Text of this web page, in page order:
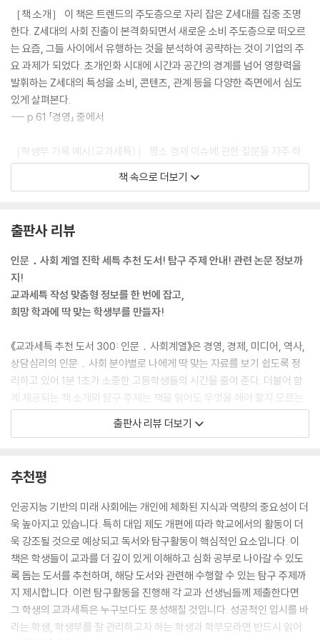
［책 소개］ 이 책은 트렌드의 주도층으로 자리 잡은 Z세대를 집중 조명
한다. Z세대의 사회 진출이 본격화되면서 새로운 소비 주도층으로 떠오르
는 요즘, 그들 사이에서 유행하는 것을 분석하여 공략하는 것이 기업의 주
요 과제가 되었다. 초개인화 시대에 시간과 공간의 경계를 넘어 영향력을
발휘하는 Z세대의 특성을 소비, 콘텐츠, 관계 등을 다양한 측면에서 심도
있게 살펴본다.
--- p.61 「경영」 중에서
［학생부 기록 예시(교과세특)］ 평소 경제 이슈에 관한 질문을 자주 하
며 사회변화에 많은 관심을 많이 보이는 학생임. 자신의 관심 분야와 관련
된 활동으로 학생들에게 설문 조사를 실시하여 ‘청소년 트렌드 2024’를
조사하여 다른 주식과의 차이점을 파악하고 이에 따른 투자 과정에서의 특
징과 유의점을 정리함.
--- p.66 「경제」 중에서
［탐구 주제］ 안타깝게도 우리 사회에서는 개인적인 능력과 상관없는 다
보기 위해 다양한 사회적 차별과 불평등의 목록을 작성하여 그것이 개인과
가족, 지역 사회와 국가 나아가 세계에 미치는 영향에 관해 탐구해 보자.
--- p.100 「경제」 중에서
［학생부 기록 예시(교과세특)］ ‘랜선 사회(에이미 S. 브루크먼)’를 읽고
온라인 플랫폼에서 지식의 형성과 창작이 일어날 수 있음을 이해함. 누구
나 편집할 수 있는 온
인지 분석하여 보고서를 작성함. 사람들로 하여금 온라인 백과사전을 만들
협업을 통해 서로의 지식을 공유하고 발전시킬 수 있다고 분석함. 미래 사
회에서 협업의 중요성을 이해함.
--- p.133 「미디어」 중에서
［책 소개］ 이 책은 소셜미디어 문화의 긍정적 측면과 부정적 측면을 동
시에 제시하며, 청소년에게 소셜미디어를 객관적으로 바라볼 수 있는 안목
을 길러 준다. 소셜미디어와 관련된 주요 이슈와 문제들을 다루며 독자들
에게 자신의 소셜미디어 사용 습관과 태도를 성찰해 볼 수 기회를 제공한
책 속으로 더보기
출판사 리뷰
인문．사회 계열 진학 세특 추천 도서! 탐구 주제 안내! 관련 논문 정보까
지!
교과세특 작성 맞춤형 정보를 한 번에 잡고,
희망 학과에 딱 맞는 학생부를 만들자!
《교과세특 추천 도서 300: 인문．사회계열》은 경영, 경제, 미디어, 역사,
상담심리의 인문．사회 분야별로 나에게 딱 맞는 자료를 보기 쉽도록 정
리하고 있어 1분 1초가 소중한 고등학생들의 시간을 줄여 준다. 더불어 함
께 제공되는 책 소개와 탐구 주제는 책을 읽어도 무엇을 해야 할지 모르는
학생들, 책의 중요한 핵심을 빠르게 파악하고 싶은 학생들에게 책을 읽으
며 꼼꼼하게 살펴봐야 할 부분, 최신 시사와 연계하여 탐구할 수 있는 주제
위한 탐구활동을 진행하는 데 매우 유용하다. 이러한 정보는 수능과 내신
대비에 학생부 관리까지 몸이 두 개라도 모자랄 학생들이 조금이라도 편하
게 교과세특을 관리할 수 있도록 도와주는 소중한 정보다. 이 책에서 제공
하고 있는 다양한 자료를 활용해 자신에게 맞는 탐구활동을 진행하고, 각
교과 선생님께 제출한다면 그 학생의 교과세특은 누구보다도 풍성해질 수
있다. 희망 진로·학과에 관련된 지식을 더 쌓고 싶은 학생, 희망 학과에 맞
는 학생부·나만의 개성을 살린 학생부를 만들고 싶은 학생, 더불어 다양한
책을 통해 진로를 탐색하고 싶은 학생들까지 모두에게 유용해 꼭 한 권씩
두고 참고하면 좋은 책이다.
출판사 리뷰 더보기
추천평
인공지능 기반의 미래 사회에는 개인에 체화된 지식과 역량의 중요성이 더
욱 높아지고 있습니다. 특히 대입 제도 개편에 따라 학교에서의 활동이 더
욱 강조될 것으로 예상되고 독서와 탐구활동이 핵심적인 요소입니다. 이
책은 학생들이 교과를 더 깊이 있게 이해하고 심화 공부로 나아갈 수 있도
록 돕는 도서를 추천하며, 해당 도서와 관련해 수행할 수 있는 탐구 주제까
지 제시합니다. 이런 탐구활동을 진행해 각 교과 선생님들께 제출한다면
그 학생의 교과세특은 누구보다도 풍성해질 것입니다. 성공적인 입시를 바
라는 학생, 학생부를 잘 관리하고자 하는 학생과 학부모라면 반드시 읽어